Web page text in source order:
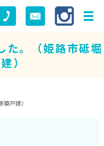
た。（姫路市砥堀
）
戸建）